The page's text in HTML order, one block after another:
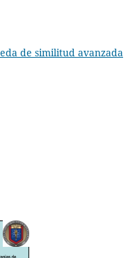
de similitud avanzada